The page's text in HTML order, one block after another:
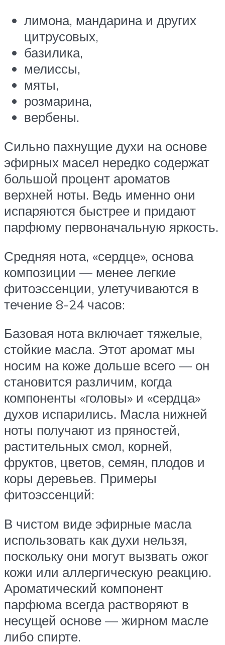
лимона, мандарина и других
цитрусовых,
базилика,
мелиссы,
мяты,
розмарина,
вербены.
Сильно пахнущие духи на основе
эфирных масел нередко содержат
большой процент ароматов
верхней ноты. Ведь именно они
испаряются быстрее и придают
парфюму первоначальную яркость.
Средняя нота, «сердце», основа
композиции — менее легкие
фитоэссенции, улетучиваются в
течение 8-24 часов:
Базовая нота включает тяжелые,
стойкие масла. Этот аромат мы
носим на коже дольше всего — он
становится различим, когда
компоненты «головы» и «сердца»
духов испарились. Масла нижней
ноты получают из пряностей,
растительных смол, корней,
фруктов, цветов, семян, плодов и
коры деревьев. Примеры
фитоэссенций:
В чистом виде эфирные масла
использовать как духи нельзя,
поскольку они могут вызвать ожог
кожи или аллергическую реакцию.
Ароматический компонент
парфюма всегда растворяют в
несущей основе — жирном масле
либо спирте.